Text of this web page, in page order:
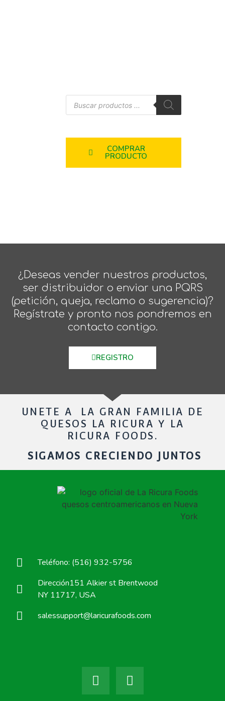
COMPRAR
PRODUCTO
¿Deseas vender nuestros productos,
ser distribuidor o enviar una PQRS
(petición, queja, reclamo o sugerencia)?
Regístrate y pronto nos pondremos en
contacto contigo.
REGISTRO
UNETE A LA GRAN FAMILIA DE
QUESOS LA RICURA Y LA
RICURA FOODS.
SIGAMOS CRECIENDO JUNTOS
Teléfono: (516) 932-5756
Dirección151 Alkier st Brentwood
NY 11717, USA
salessupport@laricurafoods.com